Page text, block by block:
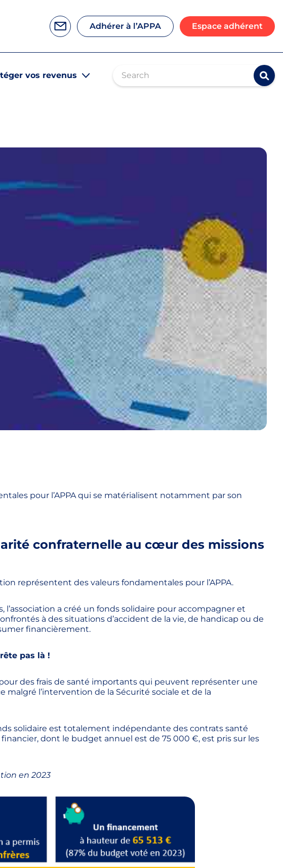
Contactez-nous
Adhérer à l’APPA Espace adhérent
vos revenus
pour l’APPA qui se matérialisent notamment par son
confraternelle au cœur des missions
représentent des valeurs fondamentales pour l’APPA.
l’association a créé un fonds solidaire pour accompagner et
à des situations d’accident de la vie, de handicap ou de
financièrement.
pas là !
des frais de santé importants qui peuvent représenter une
l’intervention de la Sécurité sociale et de la
solidaire est totalement indépendante des contrats santé
dont le budget annuel est de 75 000 €, est pris sur les
en 2023